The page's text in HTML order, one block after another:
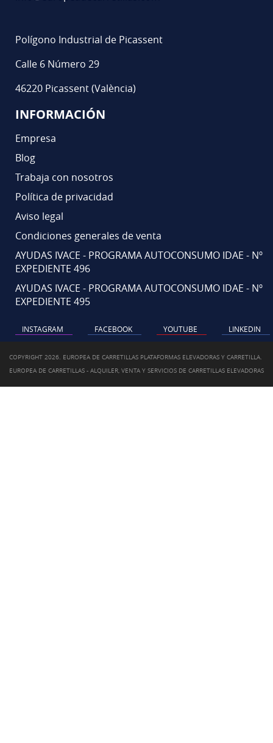
Polígono Industrial de Picassent
Calle 6 Número 29
46220 Picassent (València)
INFORMACIÓN
Empresa
Blog
Trabaja con nosotros
Política de privacidad
Aviso legal
Condiciones generales de venta
AYUDAS IVACE - PROGRAMA AUTOCONSUMO IDAE - Nº
EXPEDIENTE 496
AYUDAS IVACE - PROGRAMA AUTOCONSUMO IDAE - Nº
EXPEDIENTE 495
INSTAGRAM FACEBOOK YOUTUBE LINKEDIN
COPYRIGHT 2026. EUROPEA DE CARRETILLAS PLATAFORMAS ELEVADORAS Y CARRETILLA.
EUROPEA DE CARRETILLAS - ALQUILER, VENTA Y SERVICIOS DE CARRETILLAS ELEVADORAS